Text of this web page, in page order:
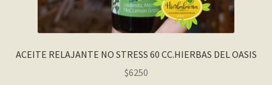
ACEITE RELAJANTE NO STRESS 60 CC.HIERBAS DEL OASIS
$6250